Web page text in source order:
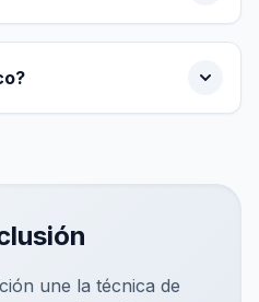
une la técnica de